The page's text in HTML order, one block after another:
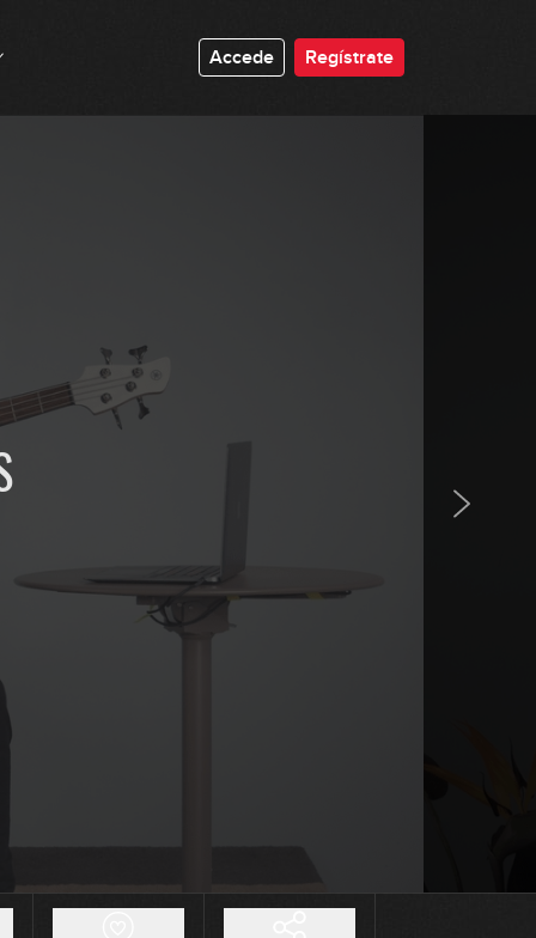
Accede Regístrate
#149 - Ejercicio de 7x8
#152 - Arpegios en C
#154 - Arpegios en Dm
#157 - Armónicos en G